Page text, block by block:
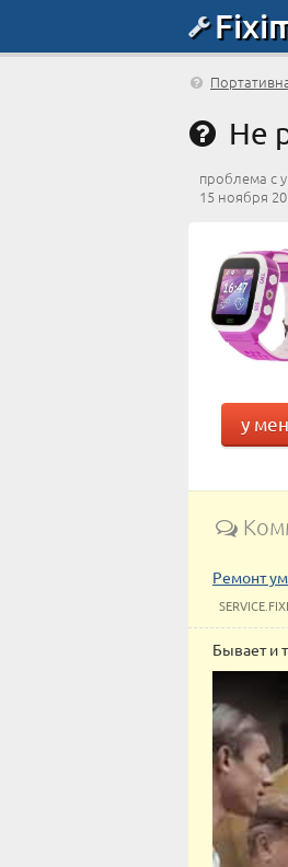
Не
проблема с
15 ноября
у
Ремонт
Бывает и